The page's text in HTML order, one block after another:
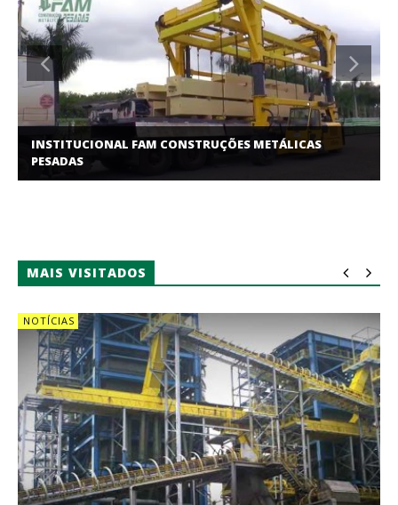
INSTITUCIONAL FAM CONSTRUÇÕES METÁLICAS
PESADAS
MAIS VISITADOS
NOTÍCIAS